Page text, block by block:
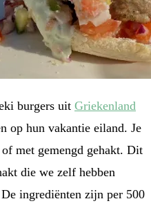
burgers uit Griekenland
op hun vakantie eiland. Je
met gemengd gehakt. Dit
die we zelf hebben
ingrediënten zijn per 500